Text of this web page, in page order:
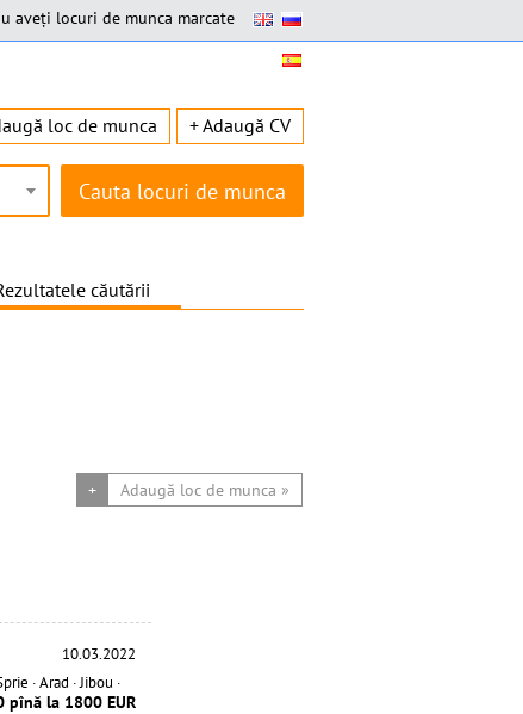
aveți locuri de munca marcate
loc de munca + Adaugă CV
căutării
+ Adaugă loc de munca »
10.03.2022
· Arad · Jibou ·
pînă la 1800 EUR